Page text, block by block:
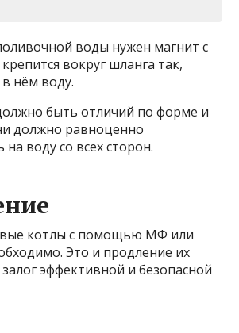
воды нужен магнит с
вокруг шланга так,
нём воду.
быть отличий по форме и
должно равноценно
на воду со всех сторон.
котлы с помощью МФ или
Это и продление их
эффективной и безопасной